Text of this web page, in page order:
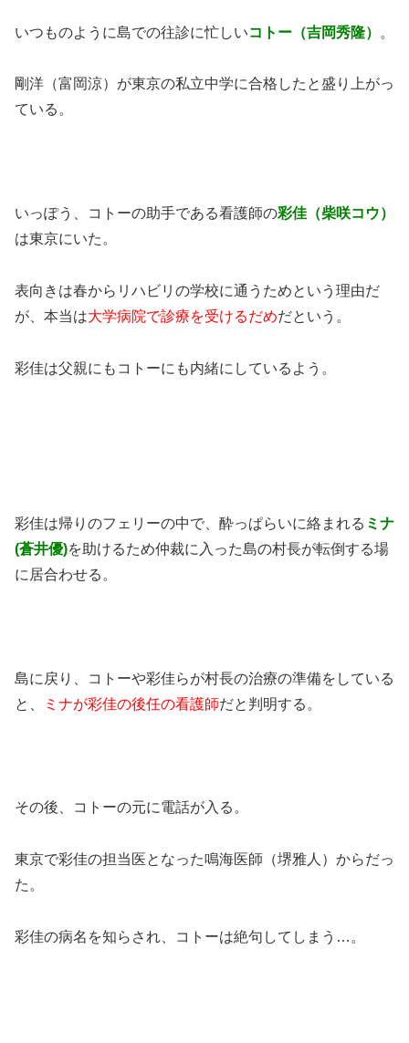
いつものように島での往診に忙しいコトー（吉岡秀隆） 。
剛洋（富岡涼）が東京の私立中学に合格したと盛り上がっ
ている。
いっぽう、コトーの助手である看護師の彩佳（柴咲コウ）
は東京にいた。
表向きは春からリハビリの学校に通うためという理由だ
が、本当は大学病院で診療を受けるだめだという。
彩佳は父親にもコトーにも内緒にしているよう。
彩佳は帰りのフェリーの中で、酔っぱらいに絡まれる ミナ
(蒼井優)を助けるため仲裁に入った島の村長が転倒する場
に居合わせる。
島に戻り、コトーや彩佳らが村長の治療の準備をしている
と、
ミナが彩佳の後任の看護師だと判明する。
その後、コトーの元に電話が入る。
東京で彩佳の担当医となった鳴海医師（堺雅人）からだっ
た。
彩佳の病名を知らされ、コトーは絶句してしまう…。